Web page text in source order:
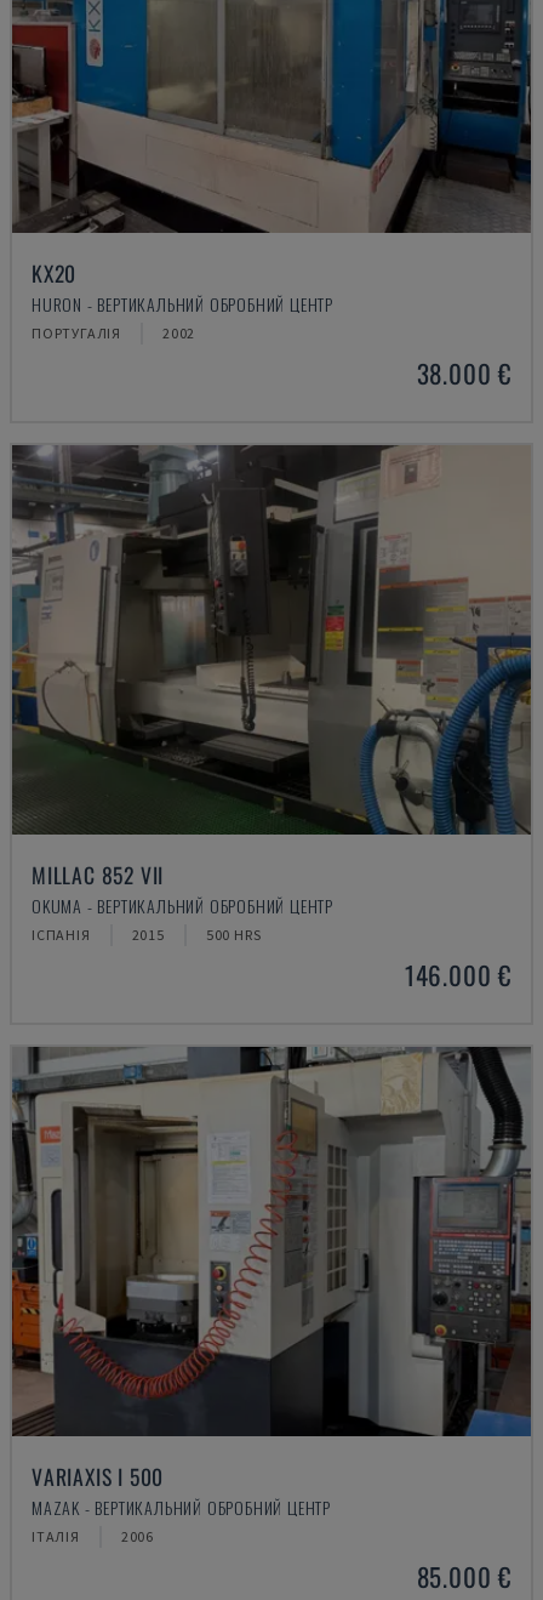
KX20
HURON - ВЕРТИКАЛЬНИЙ ОБРОБНИЙ ЦЕНТР
ПОРТУГАЛІЯ 2002
38.000 €
MILLAC 852 VII
OKUMA - ВЕРТИКАЛЬНИЙ ОБРОБНИЙ ЦЕНТР
ІСПАНІЯ 2015 500 HRS
146.000 €
VARIAXIS I 500
MAZAK - ВЕРТИКАЛЬНИЙ ОБРОБНИЙ ЦЕНТР
ІТАЛІЯ 2006
85.000 €